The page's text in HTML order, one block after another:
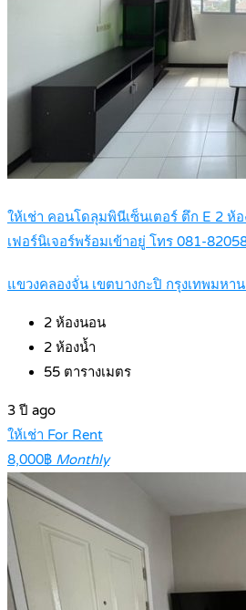
ให้เช่า คอนโดลุมพินีเซ็นเตอร์ ตึก E 2
เฟอร์นิเจอร์พร้อมเข้าอยู่ โทร 081-
แขวงคลองจั่น เขตบางกะปิ กรุงเทพมหา
2 ห้องนอน
2 ห้องน้ำ
55 ตารางเมตร
3 ปี ago
ให้เช่า For Rent
8,000฿ Monthly